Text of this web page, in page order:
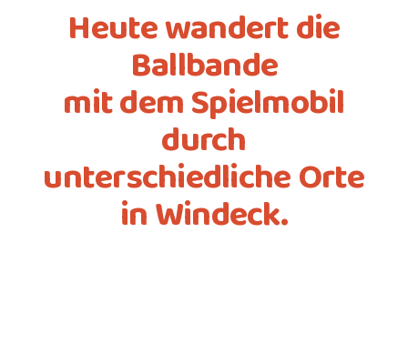
Heute wandert die
Ballbande
mit dem Spielmobil
durch
unterschiedliche Orte
in Windeck.